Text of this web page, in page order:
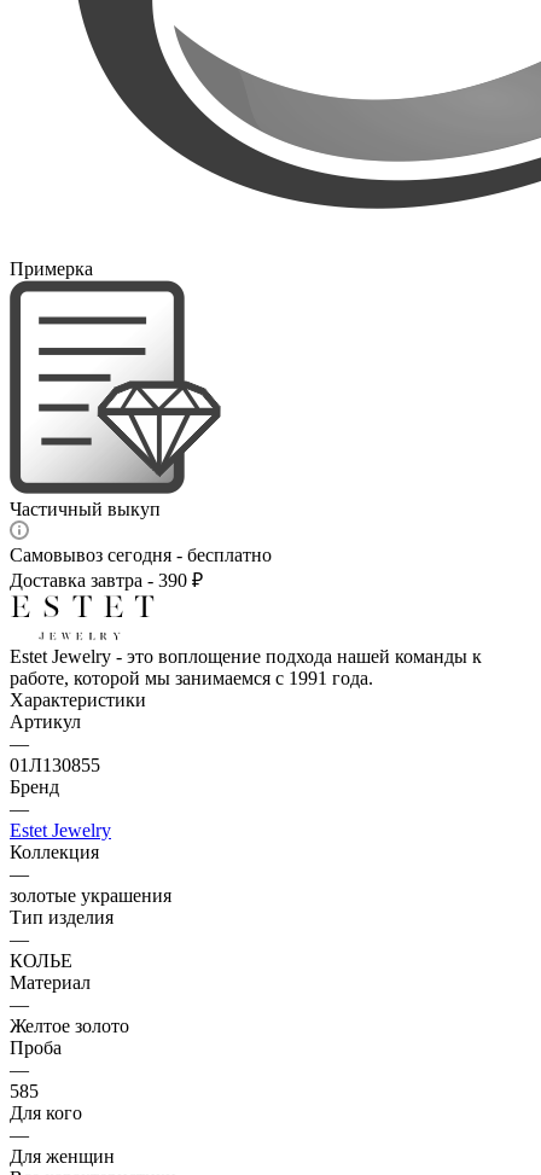
Примерка
Частичный выкуп
Самовывоз сегодня - бесплатно
Доставка завтра - 390 ₽
Estet Jewelry - это воплощение подхода нашей команды к
работе, которой мы занимаемся с 1991 года.
Характеристики
Артикул
—
01Л130855
Бренд
—
Estet Jewelry
Коллекция
—
золотые украшения
Тип изделия
—
КОЛЬЕ
Материал
—
Желтое золото
Проба
—
585
Для кого
—
Для женщин